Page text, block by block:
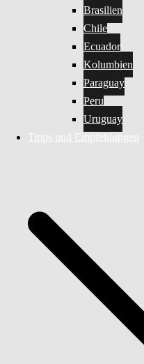
Brasilien
Chile
Ecuador
Kolumbien
Paraguay
Peru
Uruguay
Tipps und Empfehlungen